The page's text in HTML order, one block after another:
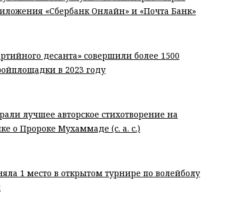
«Сбербанк Онлайн» и «Почта Банк»
десанта» совершили более 1500
в 2023 году
лучшее авторское стихотворение на
о Пророке Мухаммаде (с. а. с.)
1 место в открытом турнире по волейболу